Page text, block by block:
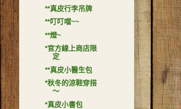
**真皮行李吊牌
**叮叮噹~~
**燈~
*官方線上商店限
定
**真皮小醫生包
*秋冬的涼鞋穿搭
～
*真皮小書包